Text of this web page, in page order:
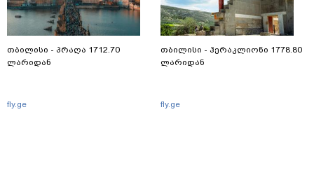
თბილისი - პრაღა 1712.70
ლარიდან
fly.ge
თბილისი - ჰერაკლიონი 1778.80
ლარიდან
fly.ge